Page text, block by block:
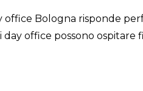
office Bologna risponde
office possono